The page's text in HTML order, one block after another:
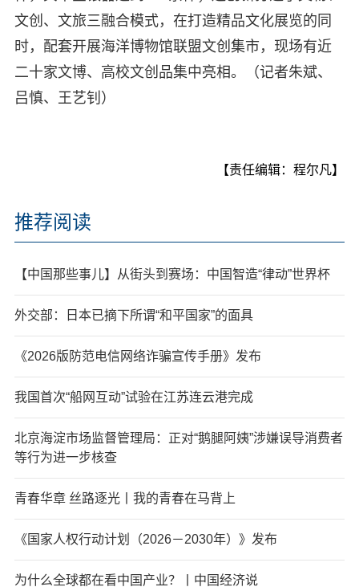
文创、文旅三融合模式，在打造精品文化展览的同
时，配套开展海洋博物馆联盟文创集市，现场有近
二十家文博、高校文创品集中亮相。（记者朱斌、
吕慎、王艺钊）
【责任编辑：程尔凡】
推荐阅读
【中国那些事儿】从街头到赛场：中国智造“律动”世界杯
外交部：日本已摘下所谓“和平国家”的面具
《2026版防范电信网络诈骗宣传手册》发布
我国首次“船网互动”试验在江苏连云港完成
北京海淀市场监督管理局：正对“鹅腿阿姨”涉嫌误导消费者
等行为进一步核查
青春华章 丝路逐光丨我的青春在马背上
《国家人权行动计划（2026－2030年）》发布
为什么全球都在看中国产业？丨中国经济说